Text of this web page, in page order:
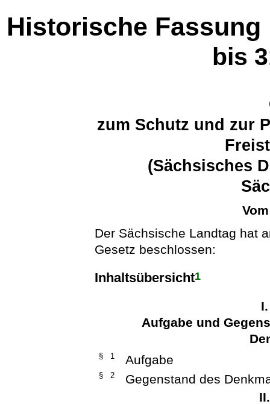
Historische Fassung
bis
zum Schutz und zur
(Sächsisches
Der Sächsische Landtag hat
Gesetz beschlossen:
Inhaltsübersicht1
Aufgabe und
§ 1 Aufgabe
§ 2
Gegenstand des